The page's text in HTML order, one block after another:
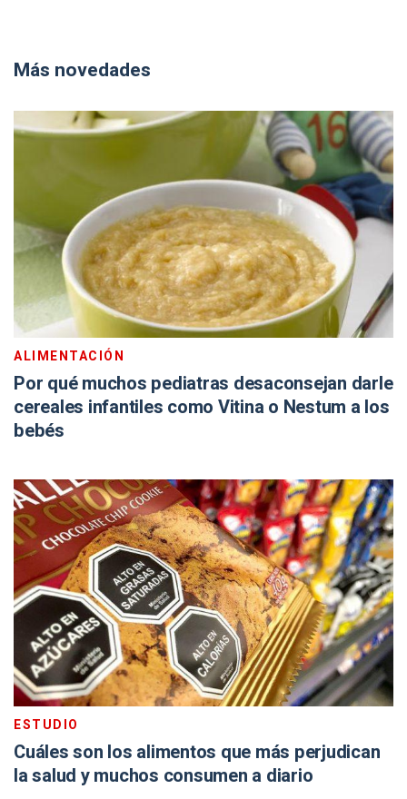
Más novedades
ALIMENTACIÓN
Por qué muchos pediatras desaconsejan darle
cereales infantiles como Vitina o Nestum a los
bebés
ESTUDIO
Cuáles son los alimentos que más perjudican
la salud y muchos consumen a diario